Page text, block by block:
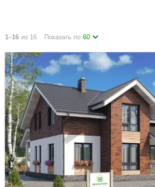
1–16 из 16 Показать по 60